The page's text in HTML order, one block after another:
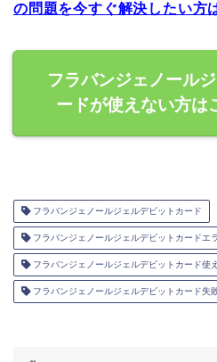
の問題を今すぐ解決したい方
フラバンジェノール
ードが使えない方は
フラバンジェノールジェルデビットカード
フラバンジェノールジェルデビットカードエ
フラバンジェノールジェルデビットカード使
フラバンジェノールジェルデビットカード失